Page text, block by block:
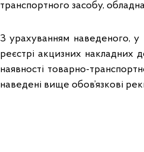
транспортного засобу,
З урахуванням наведеного, у
реєстрі акцизних накладних
наявності товарно-
наведені вище обов’язкові